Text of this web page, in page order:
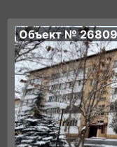
Объект № 26809